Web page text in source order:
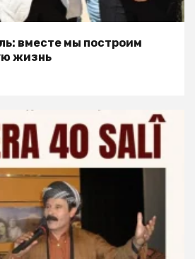
вместе мы построим
жизнь